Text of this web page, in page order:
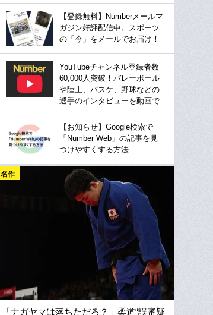
【登録無料】Numberメールマ
ガジン好評配信中。スポーツ
の「今」をメールでお届け！
YouTubeチャンネル登録者数
60,000人突破！バレーボール
や陸上、バスケ、野球などの
選手のインタビューを動画で
【お知らせ】Google検索で
「Number Web」の記事を見
つけやすくする方法
名作
「ナガヤマは落ちただろ？」柔道“誤審疑